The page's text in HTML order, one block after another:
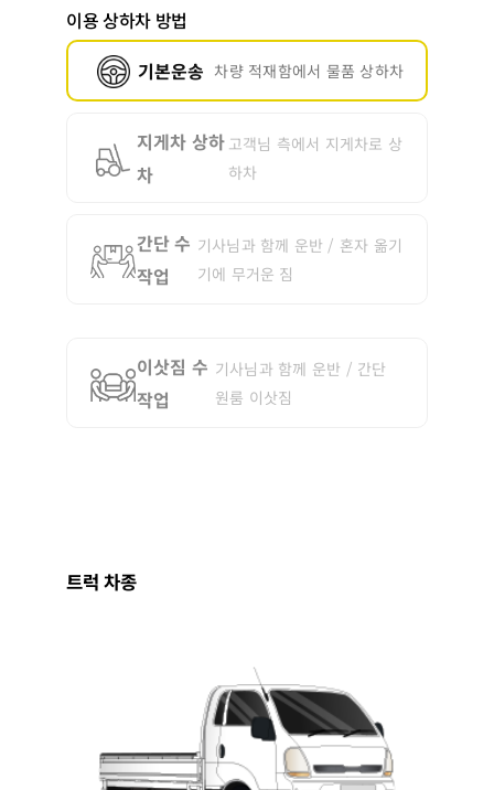
이용 상하차 방법
기본운송 차량 적재함에서 물품 상하차
지게차 상하
차
고객님 측에서 지게차로 상
하차
간단 수
작업
기사님과 함께 운반 / 혼자 옮기
기에 무거운 짐
이삿짐 수
작업
기사님과 함께 운반 / 간단
원룸 이삿짐
트럭 차종